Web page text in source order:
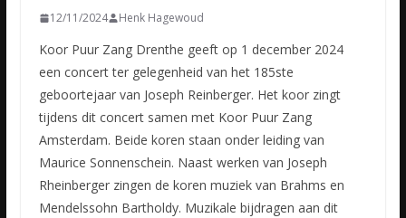
12/11/2024 Henk Hagewoud
Koor Puur Zang Drenthe geeft op 1 december 2024
een concert ter gelegenheid van het 185ste
geboortejaar van Joseph Reinberger. Het koor zingt
tijdens dit concert samen met Koor Puur Zang
Amsterdam. Beide koren staan onder leiding van
Maurice Sonnenschein. Naast werken van Joseph
Rheinberger zingen de koren muziek van Brahms en
Mendelssohn Bartholdy. Muzikale bijdragen aan dit